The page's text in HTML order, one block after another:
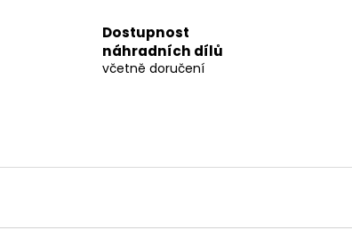
Dostupnost
náhradních dílů
včetně doručení